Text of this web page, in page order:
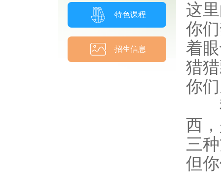
特色课程
招生信息
这
你
着
猎
你
我
西
三
但